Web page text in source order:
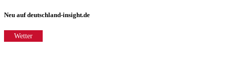
Neu auf deutschland-insight.de
Wetter